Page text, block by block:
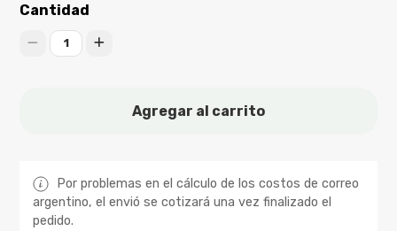
Cantidad
1
Agregar al carrito
Por problemas en el cálculo de los costos de correo
argentino, el envió se cotizará una vez finalizado el
pedido.